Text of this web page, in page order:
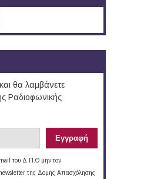
θα λαμβάνετε
Ραδιοφωνικής
mail του Δ.Π.Θ μην τον
newsletter της Δομής Απασχόλησης